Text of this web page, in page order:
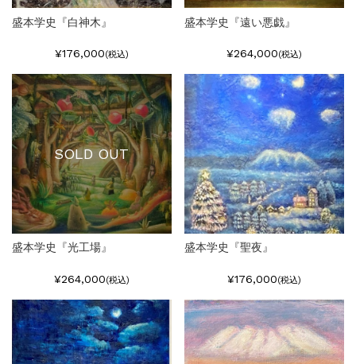
盛本学史『白神木』
¥176,000(税込)
盛本学史『遠い悪戯』
¥264,000(税込)
SOLD OUT
盛本学史『光工場』
¥264,000(税込)
盛本学史『聖夜』
¥176,000(税込)